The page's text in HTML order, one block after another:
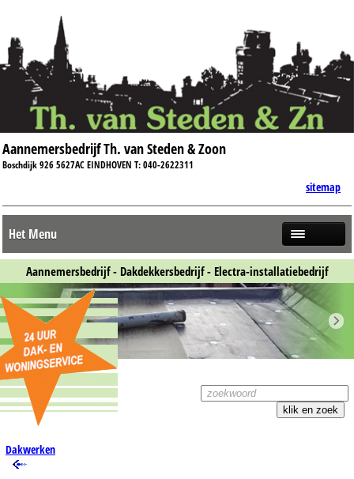
Aannemersbedrijf Th. van Steden & Zoon
Boschdijk 926 5627AC EINDHOVEN T: 040-2622311
sitemap
Het Menu
Aannemersbedrijf - Dakdekkersbedrijf - Electra-installatiebedrijf
Dakwerken